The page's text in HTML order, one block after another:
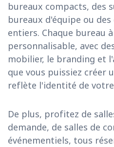
bureaux compacts, des
bureaux d'équipe ou
entiers. Chaque bureau
personnalisable, avec
mobilier, le branding et
que vous puissiez créer
reflète l'identité de
De plus, profitez de
demande, de salles de
événementiels, tous